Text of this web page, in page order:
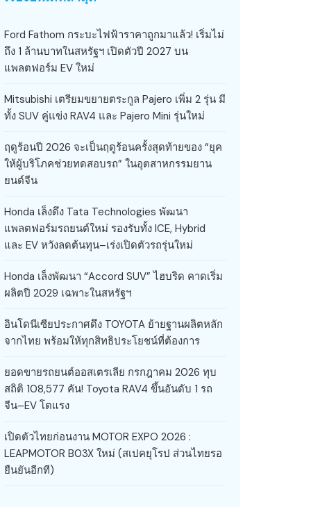
Ford Fathom กระบะไฟฟ้าราคาถูกมาแล้ว! เริ่มไม่
ถึง 1 ล้านบาทในสหรัฐฯ เปิดตัวปี 2027 บน
แพลตฟอร์ม EV ใหม่
Mitsubishi เตรียมขยายตระกูล Pajero เพิ่ม 2 รุ่น มี
ทั้ง SUV คู่แข่ง RAV4 และ Pajero Mini รุ่นใหม่
ฤดูร้อนปี 2026 จะเป็นฤดูร้อนครั้งสุดท้ายของ “ยุค
ให้ผู้บริโภคช่วยทดสอบรถ” ในอุตสาหกรรมยาน
ยนต์จีน
Honda เล็งดึง Tata Technologies พัฒนา
แพลตฟอร์มรถยนต์ใหม่ รองรับทั้ง ICE, Hybrid
และ EV หวังลดต้นทุน–เร่งเปิดตัวรถรุ่นใหม่
Honda เล็งพัฒนา “Accord SUV” ไฮบริด คาดเริ่ม
ผลิตปี 2029 เฉพาะในสหรัฐฯ
อินโดนีเซียประกาศดึง TOYOTA ย้ายฐานผลิตหลัก
จากไทย พร้อมให้ทุกสิทธิประโยชน์ที่ต้องการ
ยอดขายรถยนต์ออสเตรเลีย กรกฎาคม 2026 ทุบ
สถิติ 108,577 คัน! Toyota RAV4 ขึ้นอันดับ 1 รถ
จีน–EV โตแรง
เปิดตัวไทยก่อนงาน MOTOR EXPO 2026 :
LEAPMOTOR B03X ใหม่ (สเปคยุโรป ส่วนไทยรอ
ยืนยันอีกที)